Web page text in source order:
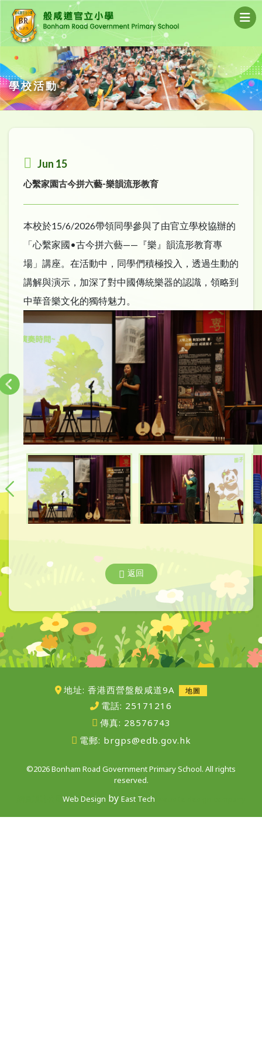
學校活動
Jun 15
心繫家園古今拼六藝-樂韻流形教育
本校於15/6/2026帶領同學參與了由官立學校協辦的
「心繫家國•古今拼六藝——『樂』韻流形教育專
場」講座。在活動中，同學們積極投入，透過生動的
講解與演示，加深了對中國傳統樂器的認識，領略到
中華音樂文化的獨特魅力。
返回
地址: 香港西營盤般咸道9A 地圖
電話: 25171216
傳真: 28576743
電郵: brgps@edb.gov.hk
©2026 Bonham Road Government Primary School. All rights
reserved.
Web Design by East Tech